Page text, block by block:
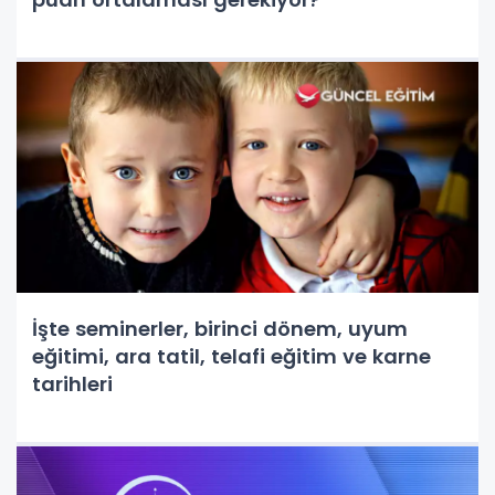
İşte seminerler, birinci dönem, uyum
eğitimi, ara tatil, telafi eğitim ve karne
tarihleri